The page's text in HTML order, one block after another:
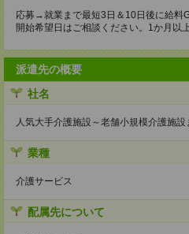
応募→就業まで最短3日＆10日後に給料
開始希望日はご相談ください。1か月以
派遣先の概要
社名
人気大手介護施設～老舗小規模介護施設
業種
介護サービス
配属先について